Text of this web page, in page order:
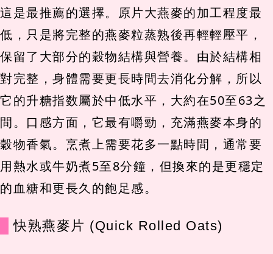
這是最推薦的選擇。原片大燕麥的加工程度最
低，只是將完整的燕麥粒蒸熟後再輕輕壓平，
保留了大部分的穀物結構與營養。由於結構相
對完整，身體需要更長時間去消化分解，所以
它的升糖指数屬於中低水平，大約在50至63之
間。口感方面，它最有嚼勁，充滿燕麥本身的
穀物香氣。烹煮上需要花多一點時間，通常要
用熱水或牛奶煮5至8分鐘，但換來的是更穩定
的血糖和更長久的飽足感。
快熟燕麥片 (Quick Rolled Oats)